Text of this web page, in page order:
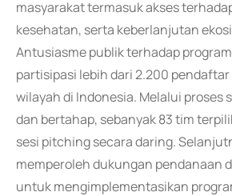
masyarakat termasuk akses
kesehatan, serta keberlanjutan
Antusiasme publik terhadap
partisipasi lebih dari 2.200
wilayah di Indonesia. Melalui proses
dan bertahap, sebanyak 83 tim
sesi pitching secara daring.
memperoleh dukungan pendanaan
untuk mengimplementasikan